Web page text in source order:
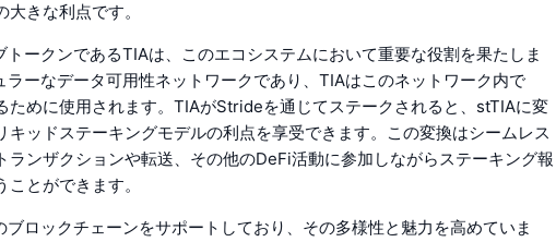
きな利点です。
ークンであるTIAは、このエコシステムにおいて重要な役割を果たしま
ーなデータ可用性ネットワークであり、TIAはこのネットワーク内で
ために使用されます。TIAがStrideを通じてステークされると、stTIAに変
キッドステーキングモデルの利点を享受できます。この変換はシームレス
ランザクションや転送、その他のDeFi活動に参加しながらステーキング報
とができます。
ロックチェーンをサポートしており、その多様性と魅力を高めていま